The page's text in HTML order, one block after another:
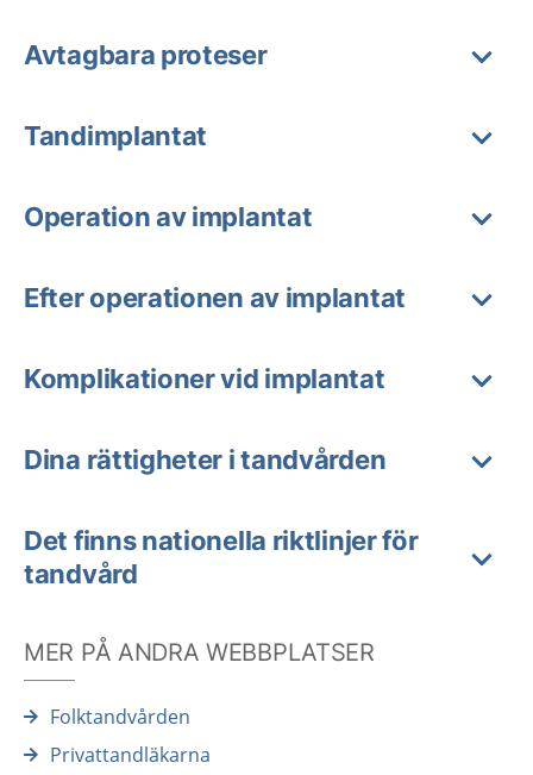
Avtagbara proteser
Tandimplantat
Operation av implantat
Efter operationen av implantat
Komplikationer vid implantat
Dina rättigheter i tandvården
Det finns nationella riktlinjer för
tandvård
MER PÅ ANDRA WEBBPLATSER
Folktandvården
Privattandläkarna